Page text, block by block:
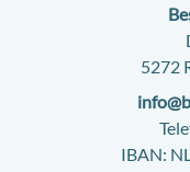
5272
E-
mail:
IBAN: